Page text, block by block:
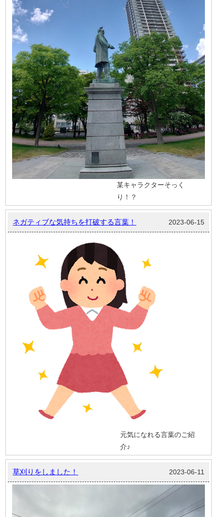
某キャラクターそっく
り！？
ネガティブな気持ちを打破する言葉！ 2023-06-15
元気になれる言葉のご紹
介♪
草刈りをしました！ 2023-06-11